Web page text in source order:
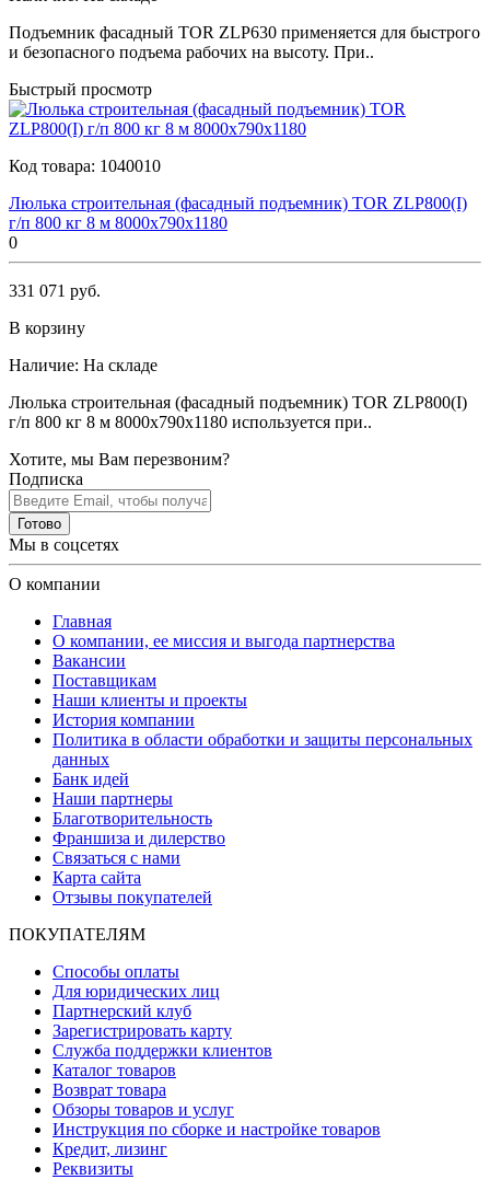
Подъемник фасадный TOR ZLP630 применяется для быстрого
и безопасного подъема рабочих на высоту. При..
Быстрый просмотр
Код товара: 1040010
Люлька строительная (фасадный подъемник) TOR ZLP800(I)
г/п 800 кг 8 м 8000х790х1180
0
331 071 руб.
В корзину
Наличие: На складе
Люлька строительная (фасадный подъемник) TOR ZLP800(I)
г/п 800 кг 8 м 8000х790х1180 используется при..
Хотите, мы Вам перезвоним?
Подписка
Готово
Мы в соцсетях
О компании
Главная
О компании, ее миссия и выгода партнерства
Вакансии
Поставщикам
Наши клиенты и проекты
История компании
Политика в области обработки и защиты персональных
данных
Банк идей
Наши партнеры
Благотворительность
Франшиза и дилерство
Связаться с нами
Карта сайта
Отзывы покупателей
ПОКУПАТЕЛЯМ
Способы оплаты
Для юридических лиц
Партнерский клуб
Зарегистрировать карту
Служба поддержки клиентов
Каталог товаров
Возврат товара
Обзоры товаров и услуг
Инструкция по сборке и настройке товаров
Кредит, лизинг
Реквизиты